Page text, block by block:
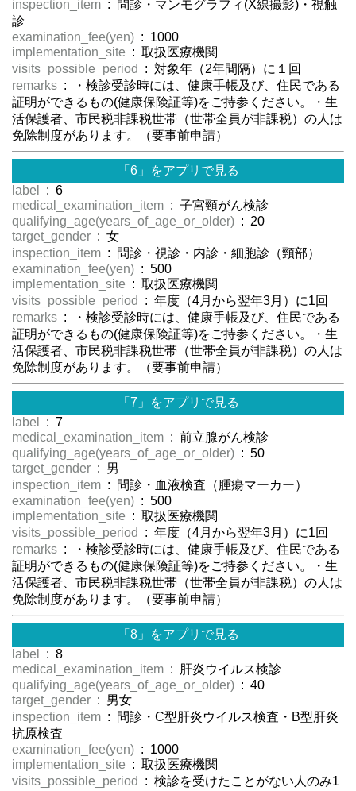
inspection_item : 問診・マンモグラフィ(Ⅹ線撮影)・視触
診
examination_fee(yen) : 1000
implementation_site : 取扱医療機関
visits_possible_period
: 対象年（2年間隔）に１回
remarks : ・検診受診時には、健康手帳及び、住民である
証明ができるもの(健康保険証等)をご持参ください。・生
活保護者、市民税非課税世帯（世帯全員が非課税）の人は
免除制度があります。（要事前申請）
「6」をアプリで見る
label
: 6
medical_examination_item : 子宮頸がん検診
qualifying_age(years_of_age_or_older) : 20
target_gender : 女
inspection_item : 問診・視診・内診・細胞診（頸部）
examination_fee(yen) : 500
implementation_site : 取扱医療機関
visits_possible_period
: 年度（4月から翌年3月）に1回
remarks : ・検診受診時には、健康手帳及び、住民である
証明ができるもの(健康保険証等)をご持参ください。・生
活保護者、市民税非課税世帯（世帯全員が非課税）の人は
免除制度があります。（要事前申請）
「7」をアプリで見る
label
: 7
medical_examination_item : 前立腺がん検診
qualifying_age(years_of_age_or_older) : 50
target_gender : 男
inspection_item : 問診・血液検査（腫瘍マーカー）
examination_fee(yen) : 500
implementation_site : 取扱医療機関
visits_possible_period
: 年度（4月から翌年3月）に1回
remarks : ・検診受診時には、健康手帳及び、住民である
証明ができるもの(健康保険証等)をご持参ください。・生
活保護者、市民税非課税世帯（世帯全員が非課税）の人は
免除制度があります。（要事前申請）
「8」をアプリで見る
label
: 8
medical_examination_item : 肝炎ウイルス検診
qualifying_age(years_of_age_or_older) : 40
target_gender : 男女
inspection_item : 問診・C型肝炎ウイルス検査・B型肝炎
抗原検査
examination_fee(yen) : 1000
implementation_site : 取扱医療機関
visits_possible_period
: 検診を受けたことがない人のみ1